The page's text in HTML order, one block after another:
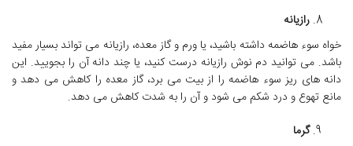
رازیانه
خواه سوء هاضمه داشته باشید، یا ورم و گاز معده، رازیانه می تواند بسیار مفید
باشد. می توانید دم نوش رازیانه درست کنید، یا چند دانه آن را بجویید. این
دانه های ریز سوء هاضمه را از بیت می برد، گاز معده را کاهش می دهد و
مانع تهوع و درد شکم می شود و آن را به شدت کاهش می دهد.
گرما